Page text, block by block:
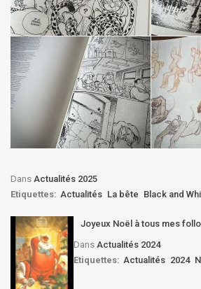
Dans Actualités 2025
Etiquettes: Actualités La bête Black and
Joyeux Noël à tous mes
Dans Actualités 2024
Etiquettes: Actualités 2024